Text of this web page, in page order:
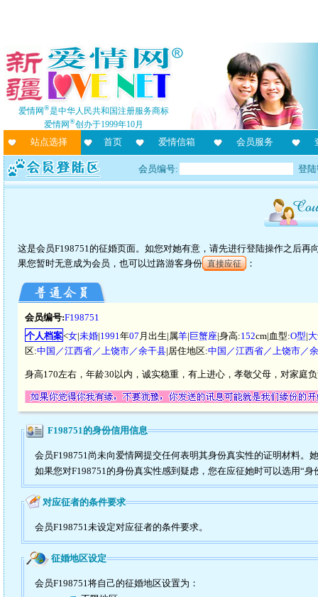
爱情网®是中华人民共和国注册服务商标
爱情网®创办于1999年10月
站点选择 首页 爱情信箱 会员服务
会员编号: 登
这是会员F198751的征婚页面。如您对她有意，请先进行登陆操作之后
果您暂时无意成为会员，也可以过路游客身份 直接应征 ：
会员编号:F198751
个人档案<女|未婚|1991年07 月出生|属羊| 巨蟹座|身高:152cm|血型:O型|
区:中国／江西省／上饶市／余干县|居住地区:中国／江西省／上饶市／
身高170左右，年龄30以内，诚实稳重，有上进心，孝敬父母，对家庭
F198751的身份信用信息
会员F198751尚未向爱情网提交任何表明其身份真实性的证明材料。
如果您对F198751的身份真实性感到疑虑，您在应征她时可以选用“身
对应征者的条件要求
会员F198751未设定对应征者的条件要求。
征婚地区设定
会员F198751将自己的征婚地区设置为：